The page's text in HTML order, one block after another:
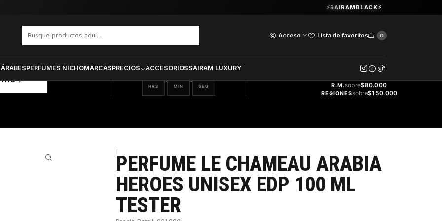
Acceso Lista de favoritos 0
PERFUMES NICHOMARCASPRECIOS ACCESORIOSSAIRAM LUXURY
Guardia Vieja 202. Oficina 102.Ver Horarios
⚡SAIRAMBLACK⚡
UNISEX EDP 100 ML TESTER
18
HRS
: 20
MIN
: 58
SEG
GRATIS
R.M.sobre$80.000
REGIONESsobre$150.000
PERFUME LE CHAMEAU ARABIA
HEROES UNISEX EDP 100 ML
TESTER